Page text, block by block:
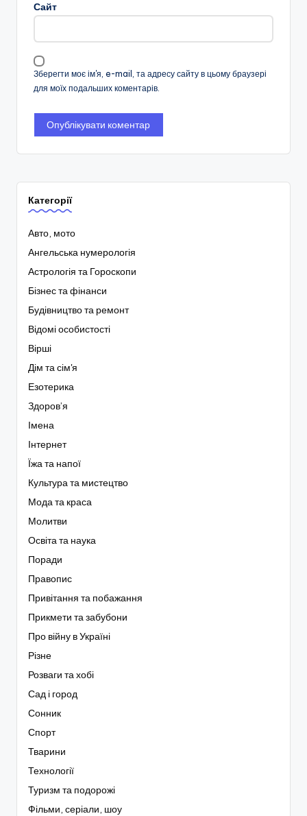
Сайт
Зберегти моє ім'я, e-mail, та адресу сайту в цьому браузері
для моїх подальших коментарів.
Категорії
Авто, мото
Ангельська нумерологія
Астрологія та Гороскопи
Бізнес та фінанси
Будівництво та ремонт
Відомі особистості
Вірші
Дім та сім'я
Езотерика
Здоров’я
Імена
Інтернет
Їжа та напої
Культура та мистецтво
Мода та краса
Молитви
Освіта та наука
Поради
Правопис
Привітання та побажання
Прикмети та забубони
Про війну в Україні
Різне
Розваги та хобі
Сад і город
Сонник
Спорт
Тварини
Технології
Туризм та подорожі
Фільми, серіали, шоу